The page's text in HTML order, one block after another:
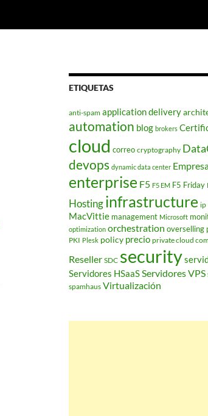
ETIQUETAS
anti-spam application delivery
automation blog brokers
cloud correo cryptography
devops dynamic data center
enterprise F5 F5 EM F5 Friday
Hostinginfrastructure ip
MacVittie management Microsoft
optimization orchestration overselling
PKI Plesk policy precio private cloud
Reseller SDC security
Servidores HSaaSServidores VPS
spamhaus Virtualización